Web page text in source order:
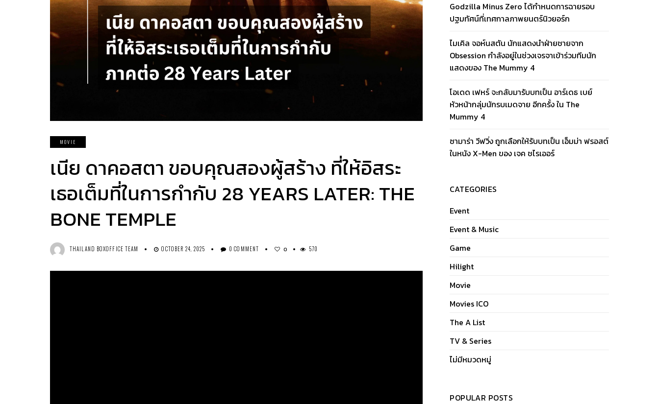
MOVIE
เนีย ดาคอสตา ขอบคุณสองผู้สร้าง ที่ให้อิสระ
เธอเต็มที่ในการกำกับ 28 YEARS LATER: THE
BONE TEMPLE
THAILAND BOXOFFICE TEAM OCTOBER 24, 2025 0 COMMENT 0 570
Godzilla Minus Zero ได้กำหนดการฉายรอบ
ปฐมทัศน์ที่เทศกาลภาพยนตร์นิวยอร์ก
ไมเคิล จอห์นสตัน นักแสดงนำฝ่ายชายจาก
Obsession กำลังอยู่ในช่วงเจรจาเข้าร่วมทีมนัก
แสดงของ The Mummy 4
โอเดด เฟหร์ จะกลับมารับบทเป็น อาร์เดธ เบย์
หัวหน้ากลุ่มนักรบเมดจาย อีกครั้ง ใน The
Mummy 4
ซามาร่า วีฟวิ่ง ถูกเลือกให้รับบทเป็น เอ็มม่า ฟรอสต์
ในหนัง X-Men ของ เจค ชไรเออร์
CATEGORIES
Event
Event & Music
Game
Hilight
Movie
Movies ICO
The A List
TV & Series
ไม่มีหมวดหมู่
POPULAR POSTS